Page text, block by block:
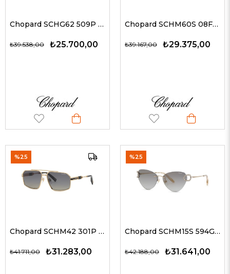
Chopard SCHG62 509P 61 G Erkek Güneş Gözlükleri
₺25.700,00
₺39.538,00
Chopard SCHM60S 08FC 59 G Güneş Gözlüğü
₺29.375,00
₺39.167,00
Chopard SCHM42 301P 61 G Güneş Gözlüğü
₺31.283,00
₺41.711,00
%25
Chopard SCHM15S 594G 60 Kadın Güneş Gözlükleri
₺31.641,00
₺42.188,00
%25